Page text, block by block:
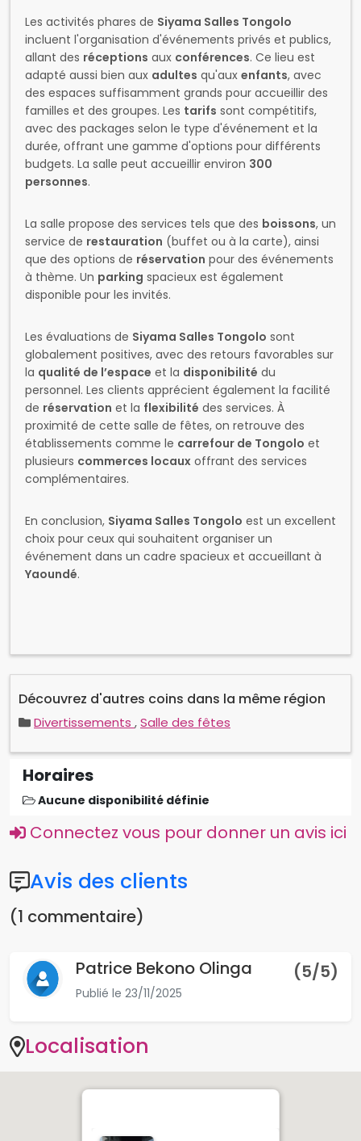
Les activités phares de Siyama Salles Tongolo
incluent l'organisation d'événements privés et publics,
allant des réceptions aux conférences. Ce lieu est
adapté aussi bien aux adultes qu'aux enfants, avec
des espaces suffisamment grands pour accueillir des
familles et des groupes. Les tarifs sont compétitifs,
avec des packages selon le type d'événement et la
durée, offrant une gamme d'options pour différents
budgets. La salle peut accueillir environ 300
personnes.
La salle propose des services tels que des boissons, un
service de restauration (buffet ou à la carte), ainsi
que des options de réservation pour des événements
à thème. Un parking spacieux est également
disponible pour les invités.
Les évaluations de Siyama Salles Tongolo sont
globalement positives, avec des retours favorables sur
la qualité de l’espace et la disponibilité du
personnel. Les clients apprécient également la facilité
de réservation et la flexibilité des services. À
proximité de cette salle de fêtes, on retrouve des
établissements comme le carrefour de Tongolo et
plusieurs commerces locaux offrant des services
complémentaires.
En conclusion, Siyama Salles Tongolo est un excellent
choix pour ceux qui souhaitent organiser un
événement dans un cadre spacieux et accueillant à
Yaoundé.
Découvrez d'autres coins dans la même région
Divertissements ,Salle des fêtes
Horaires
Aucune disponibilité définie
Connectez vous pour donner un avis ici
Avis des clients
(1 commentaire)
Patrice Bekono Olinga
Publié le 23/11/2025
(5/5)
Localisation